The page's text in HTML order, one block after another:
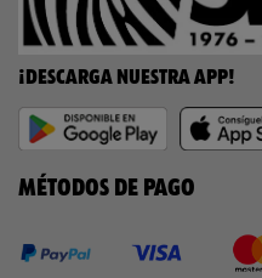
¡DESCARGA NUESTRA APP!
MÉTODOS DE PAGO